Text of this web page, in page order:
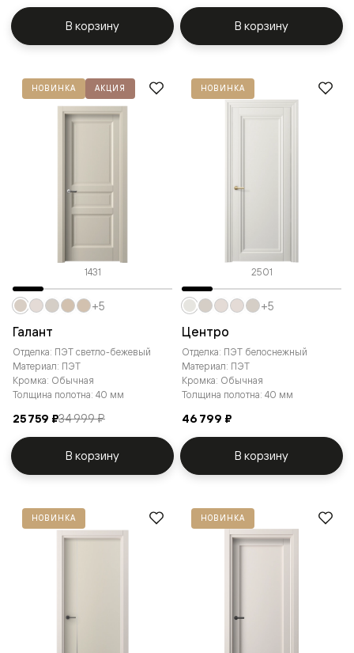
В корзину В корзину
НОВИНКА АКЦИЯ
1431
Галант
Отделка: ПЭТ светло-бежевый
Материал: ПЭТ
Кромка: Обычная
Толщина полотна: 40 мм
25 759 ₽34 999 ₽
+5
В корзину
НОВИНКА
2501
Центро
Отделка: ПЭТ белоснежный
Материал: ПЭТ
Кромка: Обычная
Толщина полотна: 40 мм
46 799 ₽
+5
В корзину
НОВИНКА НОВИНКА